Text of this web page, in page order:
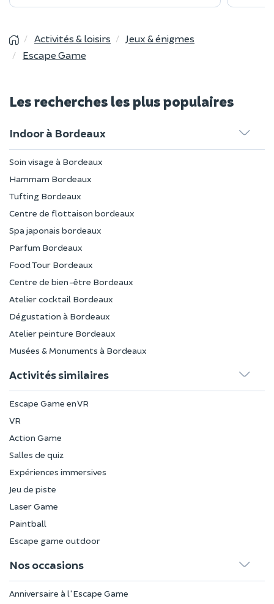
Activités & loisirs
Jeux & énigmes
Escape Game
Les recherches les plus populaires
Indoor à Bordeaux
Soin visage à Bordeaux
Hammam Bordeaux
Tufting Bordeaux
Centre de flottaison bordeaux
Spa japonais bordeaux
Parfum Bordeaux
Food Tour Bordeaux
Centre de bien-être Bordeaux
Atelier cocktail Bordeaux
Dégustation à Bordeaux
Atelier peinture Bordeaux
Musées & Monuments à Bordeaux
Activités similaires
Escape Game en VR
VR
Action Game
Salles de quiz
Expériences immersives
Jeu de piste
Laser Game
Paintball
Escape game outdoor
Nos occasions
Anniversaire à l'Escape Game